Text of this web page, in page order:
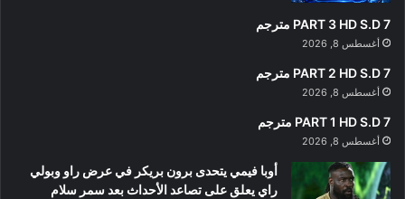
PART 3 HD S.D 7 مترجم
أغسطس 8, 2026
PART 2 HD S.D 7 مترجم
أغسطس 8, 2026
PART 1 HD S.D 7 مترجم
أغسطس 8, 2026
أوبا فيمي يتحدى برون بريكر في عرض راو وبولي
راي يعلق على تصاعد الأحداث بعد سمر سلام